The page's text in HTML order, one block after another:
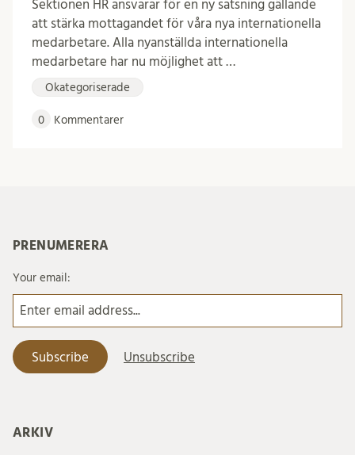
Sektionen HR ansvarar för en ny satsning gällande
att stärka mottagandet för våra nya internationella
medarbetare. Alla nyanställda internationella
medarbetare har nu möjlighet att …
Okategoriserade
0 Kommentarer
PRENUMERERA
Your email:
ARKIV